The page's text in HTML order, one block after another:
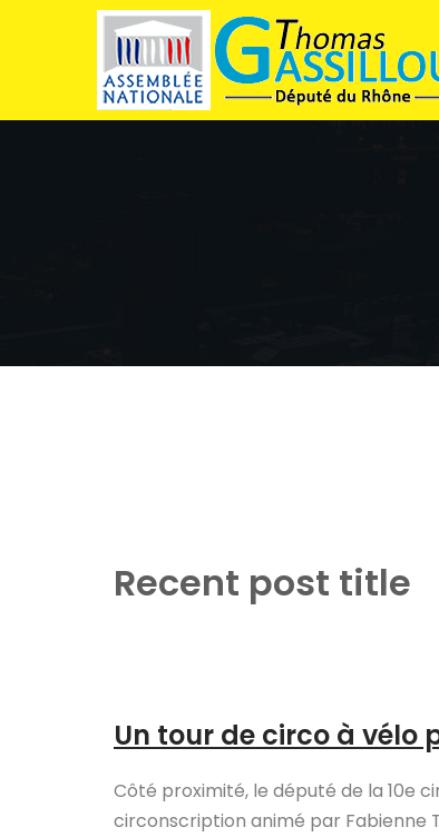
Recent post title
Un tour de circo à vélo
Côté proximité, le député de la 10e
circonscription animé par Fabienne